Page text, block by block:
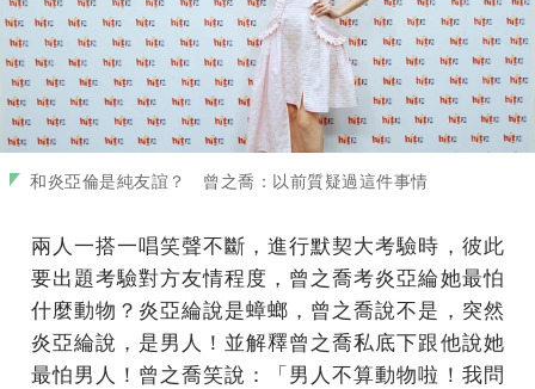
和炎亞倫是純友誼？ 曾之喬：以前質疑過這件事情
兩人一搭一唱笑聲不斷，進行默契大考驗時，彼此
要出題考驗對方友情程度，曾之喬考炎亞綸她最怕
什麼動物？炎亞綸說是蟑螂，曾之喬說不是，突然
炎亞綸說，是男人！並解釋曾之喬私底下跟他說她
最怕男人！曾之喬笑說：「男人不算動物啦！我問